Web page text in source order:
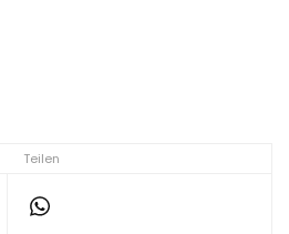
Teilen